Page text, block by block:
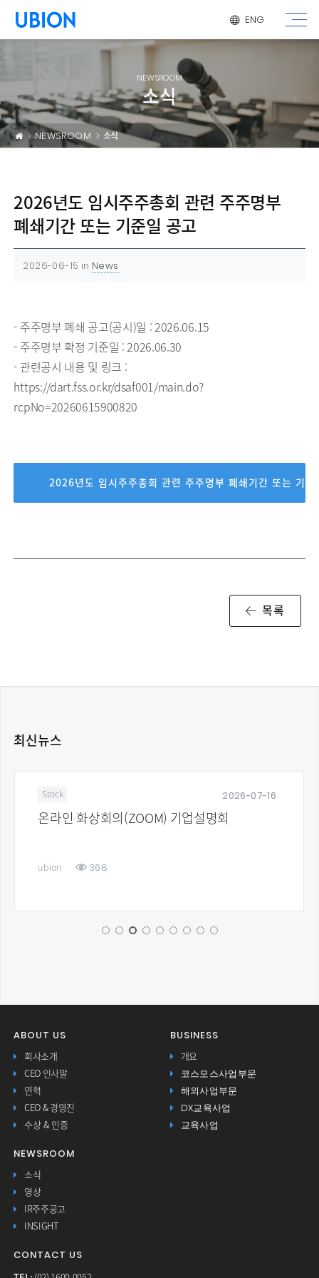
메뉴 건너 뛰기
ENG
NEWSROOM
소식
NEWSROOM 소식
2026년도 임시주주총회 관련 주주명부
폐쇄기간 또는 기준일 공고
2026-06-15 in News
- 주주명부 폐쇄 공고(공시)일 : 2026.06.15
- 주주명부 확정 기준일 : 2026.06.30
- 관련공시 내용 및 링크 :
https://dart.fss.or.kr/dsaf001/main.do?
rcpNo=20260615900820
2026년도 임시주주총회 관련 주주명부 폐쇄기간 또는 기준
목록
최신뉴스
2026-07-16
Stock
온라인 화상회의(ZOOM) 기업설명회
ubion 368
ABOUT US
회사소개
CEO 인사말
연혁
CEO & 경영진
수상 & 인증
BUSINESS
개요
코스모스사업부문
해외사업부문
DX교육사업
교육사업
NEWSROOM
소식
영상
IR주주공고
INSIGHT
CONTACT US